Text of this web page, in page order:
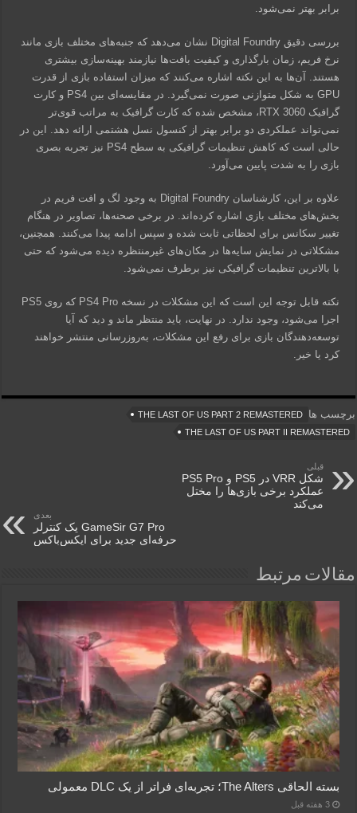
برابر بهتر نمی‌شود.
بررسی دقیق Digital Foundry نشان می‌دهد که جنبه‌های مختلف بازی مانند
نرخ فریم، زمان بارگذاری و کیفیت بافت‌ها نیازمند بهینه‌سازی بیشتری
هستند. آن‌ها به این نکته اشاره می‌کنند که میزان استفاده بازی از قدرت
GPU به شکل متوازنی صورت نمی‌گیرد. در مقایسه‌ای بین PS4 و کارت
گرافیک RTX 3060، مشخص شده که کارت گرافیک به مراتب قوی‌تر
نمی‌تواند عملکردی دو برابر بهتر از کنسول نسل هشتمی ارائه دهد. این در
حالی است که کاهش تنظیمات گرافیکی به سطح PS4 نیز تجربه بصری
بازی را به شدت پایین می‌آورد.
علاوه بر این، کارشناسان Digital Foundry به وجود لگ و افت فریم در
بخش‌های مختلف بازی اشاره کرده‌اند. در برخی صحنه‌ها، تصاویر در هنگام
تغییر سکانس برای لحظاتی ثابت شده و سپس ادامه پیدا می‌کنند. همچنین،
مشکلاتی در نمایش سایه‌ها در مکان‌های غیرمنتظره دیده می‌شود که حتی
با بالاترین تنظیمات گرافیکی نیز برطرف نمی‌شود.
نکته قابل توجه این است که این مشکلات در نسخه PS4 Pro که روی PS5
اجرا می‌شود، وجود ندارد. در نهایت، باید منتظر ماند و دید که آیا
توسعه‌دهندگان بازی برای رفع این مشکلات، به‌روزرسانی منتشر خواهند
کرد یا خیر.
برچسب ها
THE LAST OF US PART 2 REMASTERED
THE LAST OF US PART II REMASTERED
قبلی
شکل VRR در PS5 و PS5 Pro
عملکرد برخی بازی‌ها را مختل
می‌کند
بعدی
GameSir G7 Pro یک کنترلر
حرفه‌ای جدید برای ایکس‌باکس
مقالات مرتبط
بسته الحاقی The Alters؛ تجربه‌ای فراتر از یک DLC معمولی
3 هفته قبل